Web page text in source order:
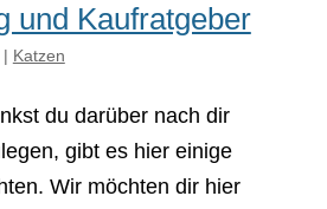
und Kaufratgeber
Katzen
du darüber nach dir
gibt es hier einige
Wir möchten dir hier